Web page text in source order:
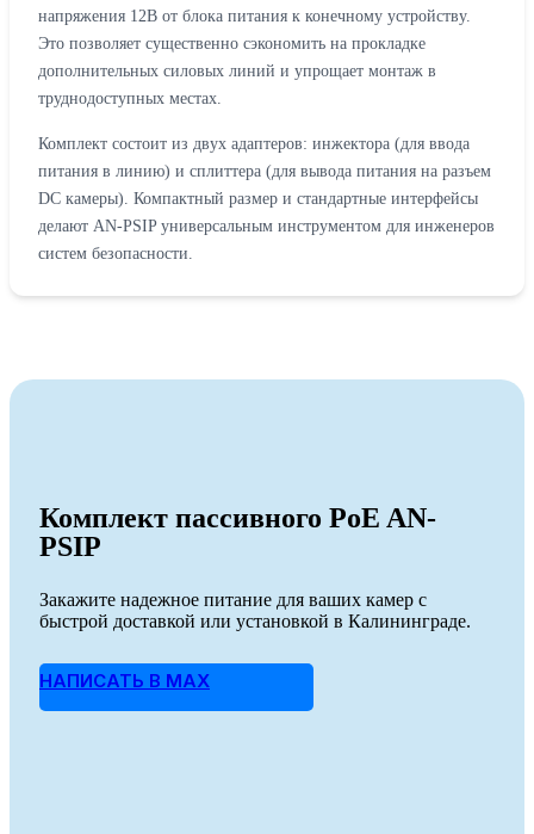
напряжения 12В от блока питания к конечному устройству.
Это позволяет существенно сэкономить на прокладке
дополнительных силовых линий и упрощает монтаж в
труднодоступных местах.
Комплект состоит из двух адаптеров: инжектора (для ввода
питания в линию) и сплиттера (для вывода питания на разъем
DC камеры). Компактный размер и стандартные интерфейсы
делают AN-PSIP универсальным инструментом для инженеров
систем безопасности.
Комплект пассивного PoE AN-
PSIP
Закажите надежное питание для ваших камер с
быстрой доставкой или установкой в Калининграде.
НАПИСАТЬ В MAX